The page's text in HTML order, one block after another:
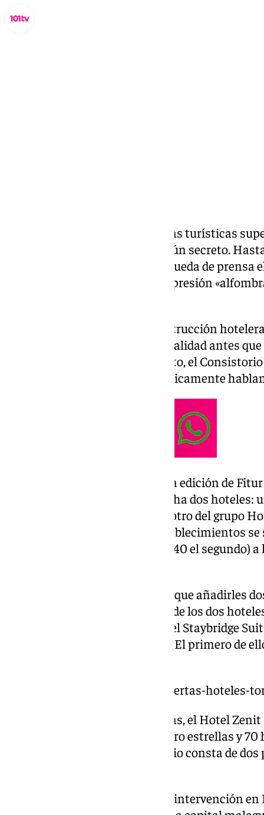
El número de camas de viviendas turísticas
la ciudad de Málaga. No es ningún secreto.
ha llegado a señalar en alguna rueda de prensa
Torre que ha hecho uso de la expresión
El objetivo de potenciar la construcción
malagueño, el de anteponer la calidad antes
turístico. Esta semana, por cierto, el
Histórico está «saturado» turísticamente
De la Torre aseguró en la pasada edición de
en Málaga se pondrían en marcha dos
zona de la Plaza de la Merced y otro del grupo
Malagueta. Entre estos dos establecimientos
habitaciones (128 el primero y 140 el segundo)
A estos dos futuros hoteles hay que añadirles
finales del año pasado. Se trata de los dos
la más cercana a La Rosaleda-, el Staybridge
Suites, y el Hampton by Hilton. El primero de
https://www.101tv.es/abren-puertas-hoteles-
El pasado mes de agosto, además, el Hotel
obras de un nuevo hotel de cuatro estrellas y
Carrera Capuchinos. Este edificio consta de
Y eso no es todo. En esa misma intervención